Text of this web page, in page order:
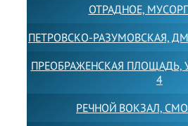
ОТРАДНОЕ,
ПЕТРОВСКО-РАЗУМОВСКАЯ,
ПРЕОБРАЖЕНСКАЯ ПЛОЩАДЬ,
4
РЕЧНОЙ ВОКЗАЛ,